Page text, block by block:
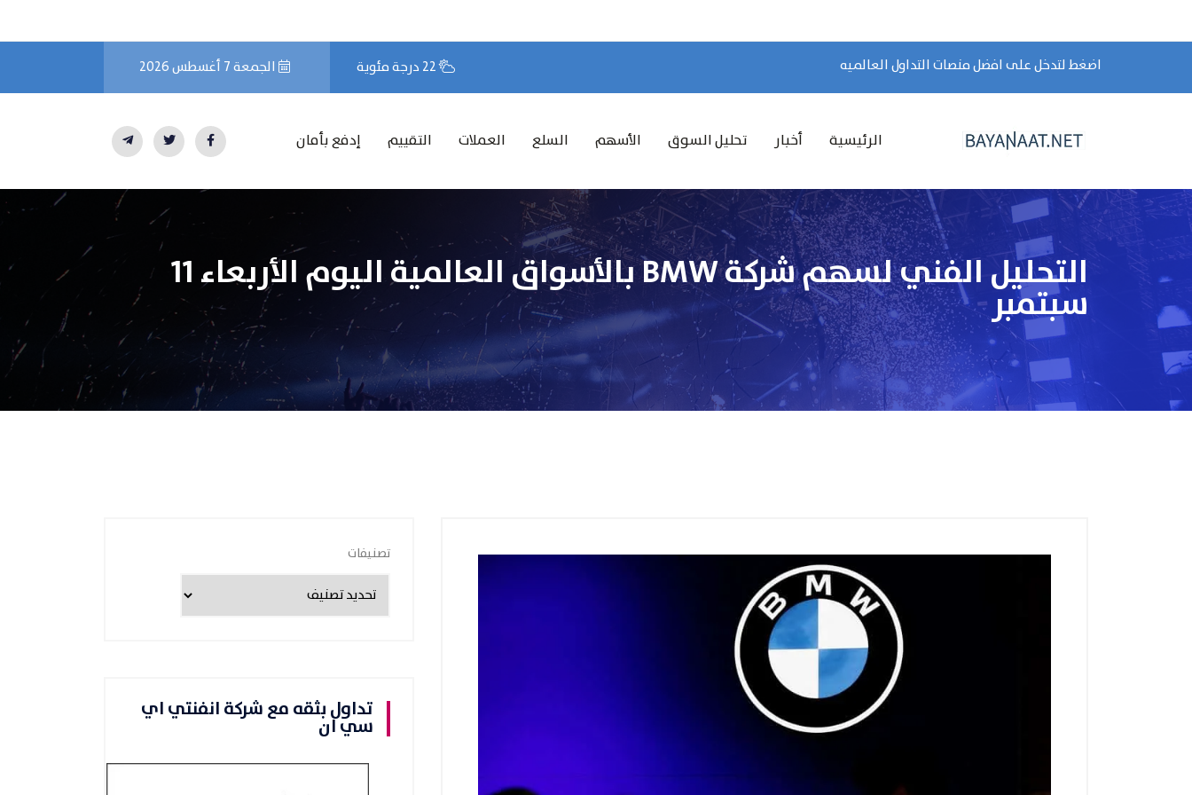
اضغط لتدخل على افضل منصات التداول العالميه 22 درجة مئوية الجمعة 7 أغسطس 2026
الرئيسية أخبار تحليل السوق الأسهم السلع العملات التقييم إدفع بأمان
التحليل الفني لسهم شركة BMW بالأسواق العالمية اليوم الأربعاء 11
سبتمبر
تصنيفات
تداول بثقه مع شركة انفنتي اي
سي ان